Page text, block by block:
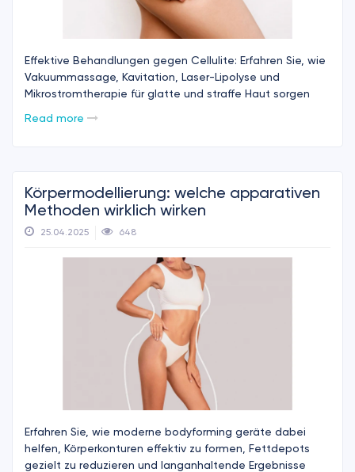
Effektive Behandlungen gegen Cellulite: Erfahren Sie, wie
Vakuummassage, Kavitation, Laser-Lipolyse und
Mikrostromtherapie für glatte und straffe Haut sorgen
Read more
Körpermodellierung: welche apparativen
Methoden wirklich wirken
25.04.2025 648
Erfahren Sie, wie moderne bodyforming geräte dabei
helfen, Körperkonturen effektiv zu formen, Fettdepots
gezielt zu reduzieren und langanhaltende Ergebnisse